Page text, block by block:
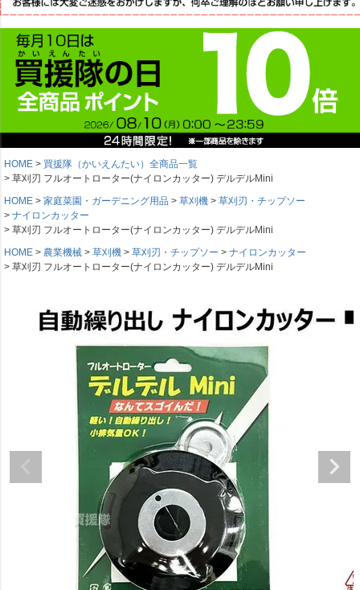
HOME
買援隊（かいえんたい）全商品一覧
草刈刃 フルオートローター(ナイロンカッター) デルデルMini
HOME
家庭菜園・ガーデニング用品 草刈機
草刈刃・チップソー
ナイロンカッター
草刈刃 フルオートローター(ナイロンカッター) デルデルMini
HOME
農業機械 草刈機 草刈刃・チップソー
ナイロンカッター
草刈刃 フルオートローター(ナイロンカッター) デルデルMini